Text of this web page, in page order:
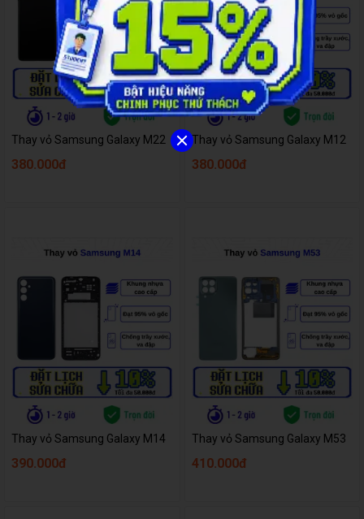
Thay vỏ Samsung Galaxy M22
380.000đ
Thay vỏ Samsung Galaxy M12
380.000đ
Thay vỏ Samsung Galaxy M14
390.000đ
Thay vỏ Samsung Galaxy M53
410.000đ